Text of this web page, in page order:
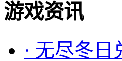
游戏资讯
· 无尽冬日